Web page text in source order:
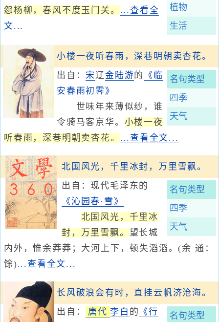
植物
生活
怨杨柳，春风不度玉门关。 ...查看全
文...
小楼一夜听春雨，深巷明朝卖杏花。
名句类型
四季
天气
出自：宋辽金 陆游的 《临
安春雨初霁》
世味年来薄似纱，谁
令骑马客京华。 小楼一夜
听春雨，深巷明朝卖杏花。 ...查看全文...
北国风光，千里冰封，万里雪飘。
名句类型
四季
天气
出自：现代毛泽东的
《沁园春·雪》
北国风光，千里冰
封，万里雪飘。 望长城
内外，惟余莽莽；大河上下，顿失滔滔。(余 通：
馀)...查看全文...
长风破浪会有时，直挂云帆济沧海。
名句类型
出自： 唐代 李白 的 《行